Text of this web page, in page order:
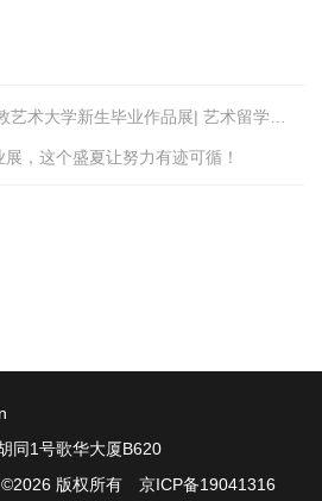
，这个盛夏让努力有迹可循！
同1号歌华大厦B620
©2026 版权所有 京ICP备19041316